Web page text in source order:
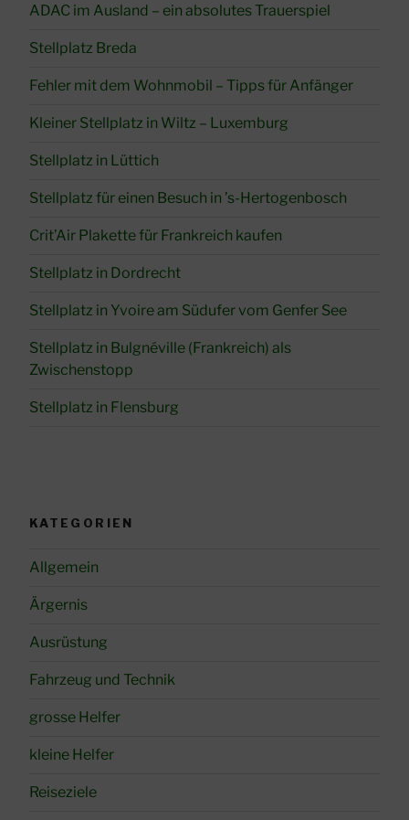
ADAC im Ausland – ein absolutes Trauerspiel
Stellplatz Breda
Fehler mit dem Wohnmobil – Tipps für Anfänger
Kleiner Stellplatz in Wiltz – Luxemburg
Stellplatz in Lüttich
Stellplatz für einen Besuch in ’s-Hertogenbosch
Crit’Air Plakette für Frankreich kaufen
Stellplatz in Dordrecht
Stellplatz in Yvoire am Südufer vom Genfer See
Stellplatz in Bulgnéville (Frankreich) als
Zwischenstopp
Stellplatz in Flensburg
KATEGORIEN
Allgemein
Ärgernis
Ausrüstung
Fahrzeug und Technik
grosse Helfer
kleine Helfer
Reiseziele